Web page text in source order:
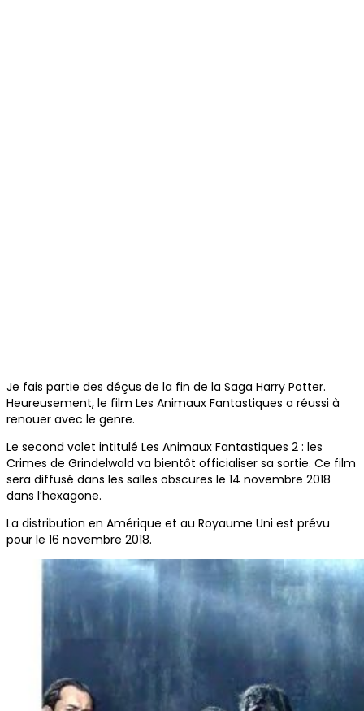
Je fais partie des déçus de la fin de la Saga Harry Potter.
Heureusement, le film Les Animaux Fantastiques a réussi à
renouer avec le genre.
Le second volet intitulé Les Animaux Fantastiques 2 : les
Crimes de Grindelwald va bientôt officialiser sa sortie. Ce film
sera diffusé dans les salles obscures le 14 novembre 2018
dans l’hexagone.
La distribution en Amérique et au Royaume Uni est prévu
pour le 16 novembre 2018.